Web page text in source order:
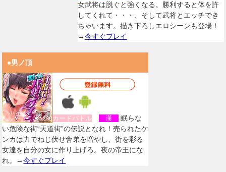
女武将は脱ぐと強くなる。勝利すると体を許
してくれて・・・、そして武将とエッチでき
ちゃいます。描き下ろしエロシーンも登場！
→今すぐプレイ
●男ノ頂
カードバトル 漢
眠らな
い危険な街“天道街”の伝説となれ！売られたケ
ンカは力でねじ伏せ舎弟を増やし、街を彩る
女達を自分の女に作り上げろ。夜の帝王にな
れ。→今すぐプレイ